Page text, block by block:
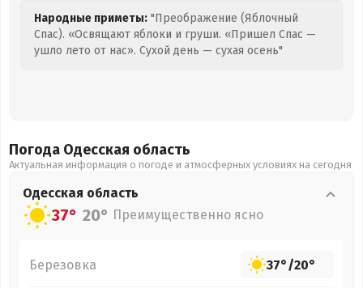
Народные приметы: "Преображение (Яблочный
Спас). «Освящают яблоки и груши. «Пришел Спас —
ушло лето от нас». Сухой день — сухая осень"
Погода Одесская область
Актуальная информация о погоде и атмосферных условиях на сегодня
Одесская область
37° 20° Преимущественно ясно
Березовка 37°/20°